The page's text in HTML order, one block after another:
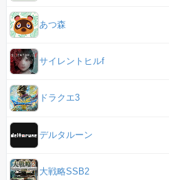
あつ森
サイレントヒルf
ドラクエ3
デルタルーン
大戦略SSB2